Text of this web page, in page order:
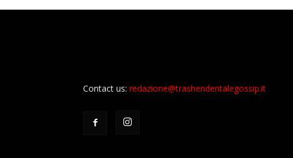
Contact us: redazione@trashendentalegossip.it